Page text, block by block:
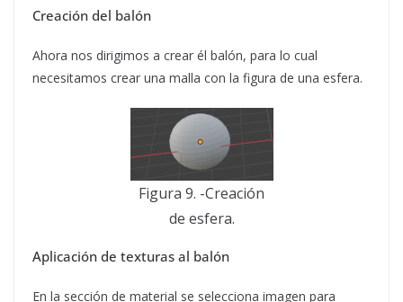
Creación del balón
Ahora nos dirigimos a crear él balón, para lo cual
necesitamos crear una malla con la figura de una esfera.
Figura 9. -Creación
de esfera.
Aplicación de texturas al balón
En la sección de material se selecciona imagen para